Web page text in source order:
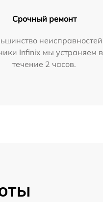
Срочный ремонт
неисправностей
Infinix мы устраняем в
течение 2 часов.